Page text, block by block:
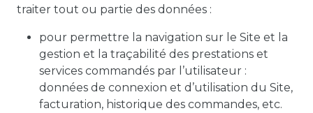
traiter tout ou partie des données :
pour permettre la navigation sur le Site et la
gestion et la traçabilité des prestations et
services commandés par l’utilisateur :
données de connexion et d’utilisation du Site,
facturation, historique des commandes, etc.